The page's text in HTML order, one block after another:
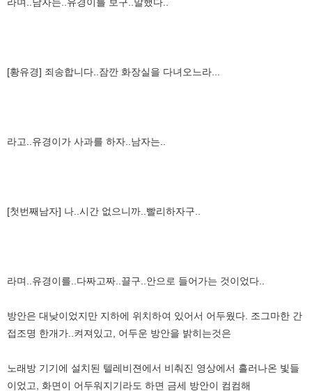
[황유경] 죄송합니다..잠깐 화장실을 다녀오느라...
라고..유경이가 사과를 하자..남자는..
[첫번째남자] 나..시간 없으니까..빨리하자구..
라며..유경이를..다짜고짜..끌구..안으로 들어가는 것이었다..
방안은 대낮이었지만 지하에 위치하여 있어서 어두웠다. 조그마한 간
접조명 한개가..켜져있고, 어두운 방안을 밝히는것은
노래방 기기에 설치된 텔레비젼에서 비춰진 영상에서 흘러나온 빛들
이었고, 화면이 어두워지기라도 하면 금세 방안이 컴컴해